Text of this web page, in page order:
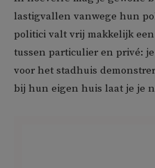
lastigvallen vanwege hun
politici valt vrij makkelijk
tussen particulier en privé:
voor het stadhuis
bij hun eigen huis laat je je